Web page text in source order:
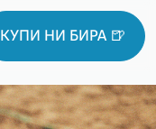
КУПИ НИ БИРА 🍺